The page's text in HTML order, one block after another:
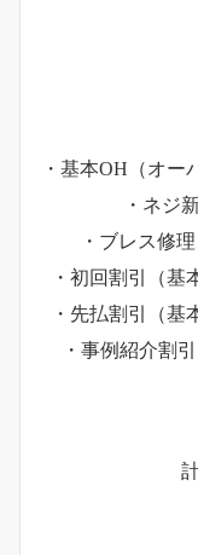
・基本OH（オ
・ネジ
・ブレス修
・初回割引（
・先払割引（
・事例紹介割